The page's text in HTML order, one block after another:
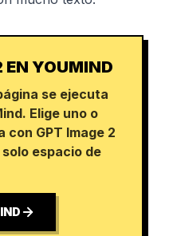
EN YOUMIND
se ejecuta
Elige uno o
GPT Image 2
espacio de